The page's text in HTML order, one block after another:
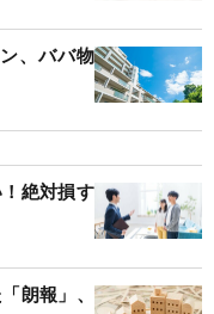
、ババ物
絶対損す
朗報」、